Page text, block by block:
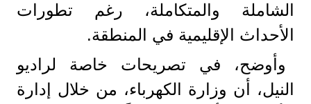
الشاملة والمتكاملة، رغم تطورات
الأحداث الإقليمية في المنطقة.
وأوضح، في تصريحات خاصة لراديو
النيل، أن وزارة الكهرباء، من خلال إدارة